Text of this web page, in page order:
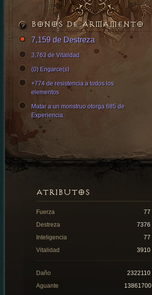
BONOS DE ARMAMENTO
7,159 de Destreza
3,763 de Vitalidad
(0) Engarce(s)
+774 de resistencia a todos los
elementos
Matar a un monstruo otorga 685 de
Experiencia.
ATRIBUTOS
Fuerza
77
Destreza
7376
Inteligencia
77
Vitalidad
3910
Daño
2322110
Aguante
13861700